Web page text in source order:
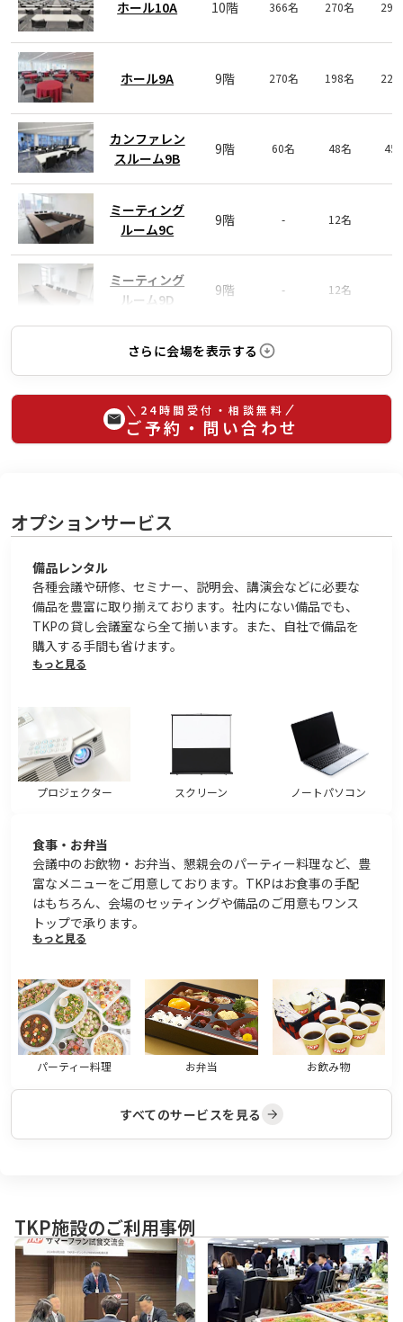
ホール10A 10階 366名 270名 297
ホール9A 9階 270名 198名 225
カンファレン
スルーム9B
9階 60名 48名 45
ミーティング
ルーム9C
9階 - 12名
ミーティング
ルーム9D
9階 - 12名
さらに会場を表示する
24時間受付・相談無料
ご予約・問い合わせ
オプションサービス
備品レンタル
各種会議や研修、セミナー、説明会、講演会などに必要な
備品を豊富に取り揃えております。社内にない備品でも、
TKPの貸し会議室なら全て揃います。また、自社で備品を
購入する手間も省けます。
もっと見る
プロジェクター スクリーン ノートパソコン
食事・お弁当
会議中のお飲物・お弁当、懇親会のパーティー料理など、豊
富なメニューをご用意しております。TKPはお食事の手配
はもちろん、会場のセッティングや備品のご用意もワンス
トップで承ります。
もっと見る
パーティー料理 お弁当 お飲み物
すべてのサービスを見る
TKP施設のご利用事例